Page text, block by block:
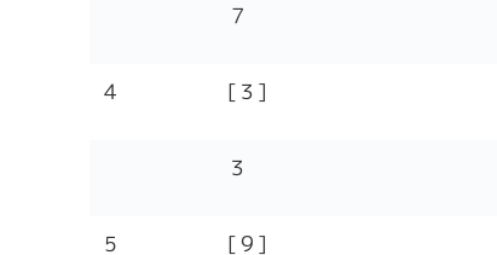
７
４ [３]
３
５ [９]